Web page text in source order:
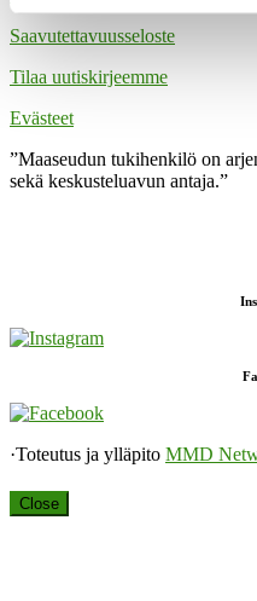
Saavutettavuusseloste
Tilaa uutiskirjeemme
Evästeet
”Maaseudun tukihenkilö on
sekä keskusteluavun antaja.”
·Toteutus ja ylläpito MMD
Close